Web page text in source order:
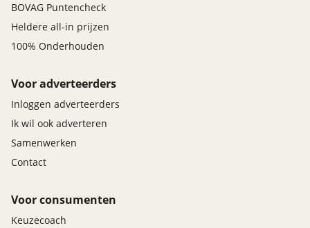
BOVAG Puntencheck
Heldere all-in prijzen
100% Onderhouden
Voor adverteerders
Inloggen adverteerders
Ik wil ook adverteren
Samenwerken
Contact
Voor consumenten
Keuzecoach